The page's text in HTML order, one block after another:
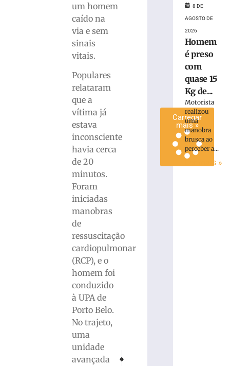
um homem
caído na
via e sem
sinais
vitais.
Populares
relataram
que a
vítima já
estava
inconsciente
havia cerca
de 20
minutos.
Foram
iniciadas
manobras
de
ressuscitação
cardiopulmonar
(RCP), e o
homem foi
conduzido
à UPA de
Porto Belo.
No trajeto,
uma
unidade
avançada
Blumenau
Carregar
mais »
8 DE
AGOSTO DE
2026
Homem
é preso
com
quase 15
Kg de...
Motorista
realizou
uma
manobra
brusca ao
perceber a...
Ler mais »